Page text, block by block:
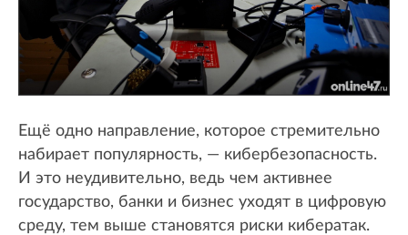
Ещё одно направление, которое стремительно
набирает популярность, — кибербезопасность.
И это неудивительно, ведь чем активнее
государство, банки и бизнес уходят в цифровую
среду, тем выше становятся риски кибератак.